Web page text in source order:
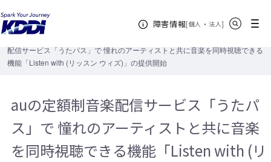
障害情報[個人 ・ 法人新規ウィンドウ
]
メニュー
KDDIホーム
制音楽配信サービス「うたパス」で憧れのアーティストと共に音楽を同時視聴
できる機能「Listen with (リッスン ウィズ)」の提供開始
配信サービス「うたパス」で 憧れのアーティストと共に音楽を同時視聴できる
機能「Listen with (リッスン ウィズ)」の提供開始
auの定額制音楽配信サービス「うたパ
ス」で 憧れのアーティストと共に音楽
を同時視聴できる機能「Listen with (リ